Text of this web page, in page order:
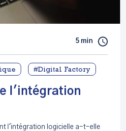
5 min
#Digital Factory
l'intégration
l'intégration logicielle a-t-elle